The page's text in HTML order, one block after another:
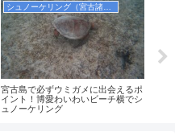
シュノーケリング（宮古諸島）
宮古島で必ずウミガメに出会えるポ
イント！博愛わいわいビーチ横でシ
ュノーケリング